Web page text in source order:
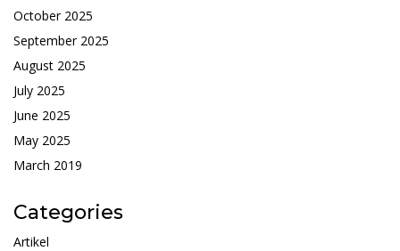
October 2025
September 2025
August 2025
July 2025
June 2025
May 2025
March 2019
Categories
Artikel